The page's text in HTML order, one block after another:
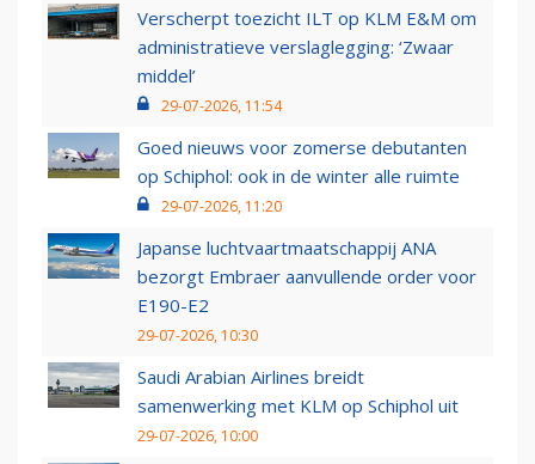
Verscherpt toezicht ILT op KLM E&M om
administratieve verslaglegging: ‘Zwaar
middel’
29-07-2026, 11:54
Goed nieuws voor zomerse debutanten
op Schiphol: ook in de winter alle ruimte
29-07-2026, 11:20
Japanse luchtvaartmaatschappij ANA
bezorgt Embraer aanvullende order voor
E190-E2
29-07-2026, 10:30
Saudi Arabian Airlines breidt
samenwerking met KLM op Schiphol uit
29-07-2026, 10:00